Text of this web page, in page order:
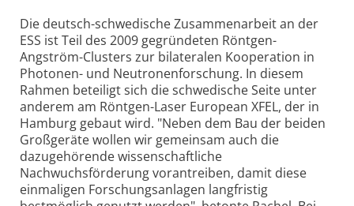
Die deutsch-schwedische Zusammenarbeit an der
ESS ist Teil des 2009 gegründeten Röntgen-
Angström-Clusters zur bilateralen Kooperation in
Photonen- und Neutronenforschung. In diesem
Rahmen beteiligt sich die schwedische Seite unter
anderem am Röntgen-Laser European XFEL, der in
Hamburg gebaut wird. "Neben dem Bau der beiden
Großgeräte wollen wir gemeinsam auch die
dazugehörende wissenschaftliche
Nachwuchsförderung vorantreiben, damit diese
einmaligen Forschungsanlagen langfristig